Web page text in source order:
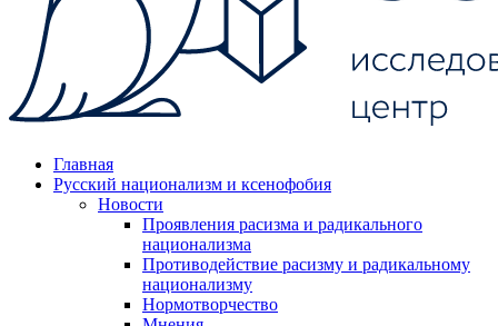
Главная
Русский национализм и ксенофобия
Новости
Проявления расизма и радикального
национализма
Противодействие расизму и радикальному
национализму
Нормотворчество